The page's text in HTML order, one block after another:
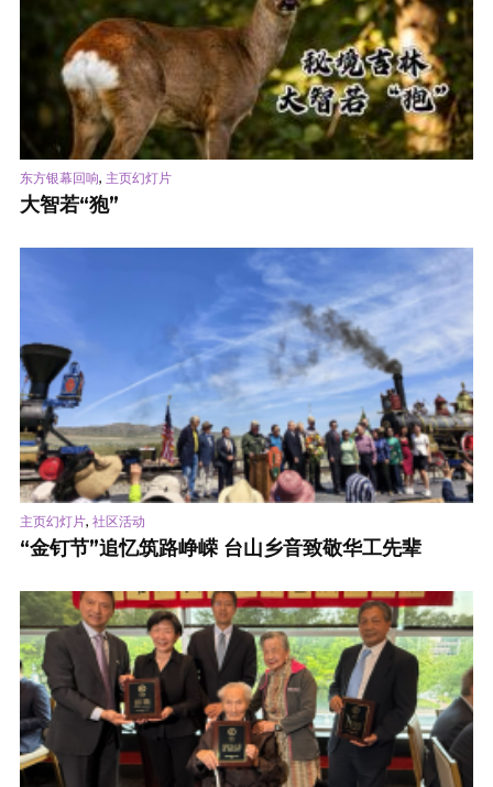
东方银幕回响, 主页幻灯片
大智若“狍”
主页幻灯片, 社区活动
“金钉节”追忆筑路峥嵘 台山乡音致敬华工先辈